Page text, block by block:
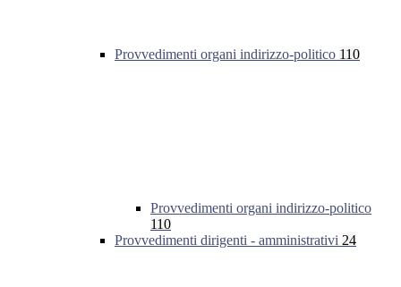
Provvedimenti organi indirizzo-politico 110
Provvedimenti organi indirizzo-politico
110
Provvedimenti dirigenti - amministrativi 24